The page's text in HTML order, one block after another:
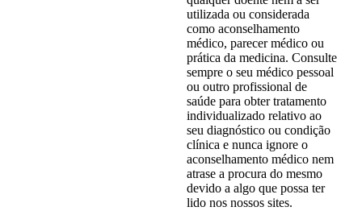
utilizada ou considerada
como aconselhamento
médico, parecer médico ou
prática da medicina. Consulte
sempre o seu médico pessoal
ou outro profissional de
saúde para obter tratamento
individualizado relativo ao
seu diagnóstico ou condição
clínica e nunca ignore o
aconselhamento médico nem
atrase a procura do mesmo
devido a algo que possa ter
lido nos nossos sites.